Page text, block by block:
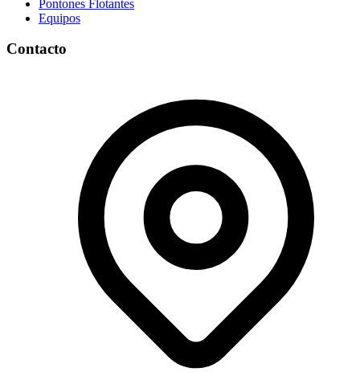
Pontones Flotantes
Equipos
Contacto